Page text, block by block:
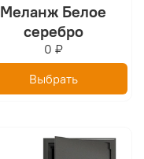
Меланж Белое
серебро
0 ₽
Выбрать